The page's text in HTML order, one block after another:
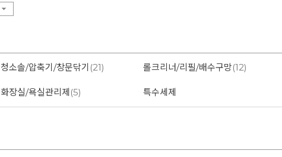
청소솔/압축기/창문닦기 (21) 롤크리너/리필/배수구망(12)
화장실/욕실관리제 (5) 특수세제